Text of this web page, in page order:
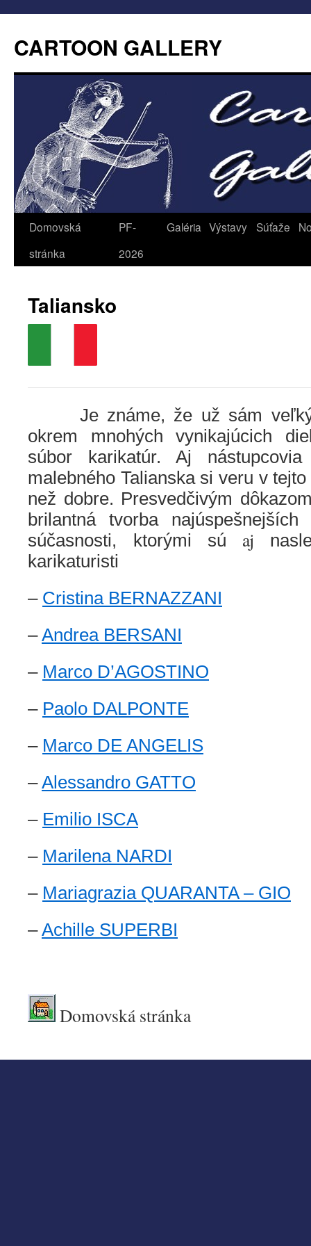
CARTOON GALLERY
Domovská
stránka
PF-
2026
Galéria Výstavy Súťaže
Taliansko
Je známe, že už sám veľký
okrem mnohých vynikajúcich
súbor karikatúr. Aj
malebného Talianska si veru v
než dobre. Presvedčivým
brilantná tvorba najúspešnejších
súčasnosti, ktorými sú
aj
karikaturisti
– Cristina BERNAZZANI
–Andrea BERSANI
– Marco D’AGOSTINO
– Paolo DALPONTE
– Marco DE ANGELIS
–Alessandro GATTO
– Emilio ISCA
– Marilena NARDI
– Mariagrazia QUARANTA – GIO
–Achille SUPERBI
Domovská stránka